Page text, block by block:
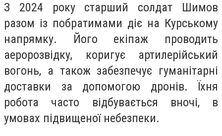
З 2024 року старший солдат Шимов
разом із побратимами діє на Курському
напрямку. Його екіпаж проводить
аеророзвідку, коригує артилерійський
вогонь, а також забезпечує гуманітарні
доставки за допомогою дронів. Їхня
робота часто відбувається вночі, в
умовах підвищеної небезпеки.